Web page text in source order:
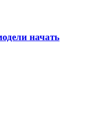
начать